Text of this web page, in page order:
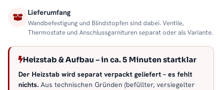
Lieferumfang
Wandbefestigung und Blindstopfen sind dabei. Ventile,
Thermostate und Anschlussgarnituren separat oder als Variante.
Heizstab & Aufbau – in ca. 5 Minuten startklar
Der Heizstab wird separat verpackt geliefert – es fehlt
nichts. Aus technischen Gründen (befüllter, versiegelter